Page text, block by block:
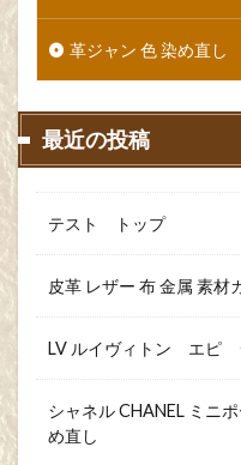
革ジャン 色 染め直し
最近の投稿
テスト トップ
皮革 レザー 布 金属 素材
LV ルイヴィトン エピ
シャネル CHANEL ミニ
め直し